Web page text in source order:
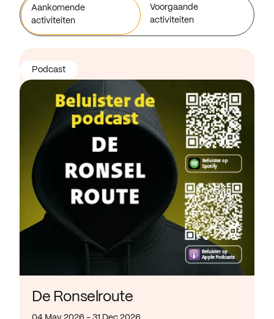
Aankomende
activiteiten
Voorgaande
activiteiten
De Ronselroute
Podcast